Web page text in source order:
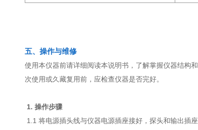
五、操作与维修
使用本仪器前请详细阅读本说明书，了解掌握仪器结构
次使用或久藏复用前，应检查仪器是否完好。
1. 操作步骤
1.1 将电源插头线与仪器电源插座接好，探头和输出插